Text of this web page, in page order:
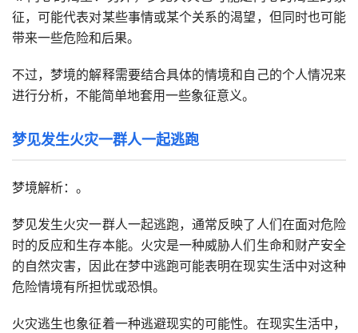
征，可能代表对某些事情或某个关系的渴望，但同时也可能
带来一些危险和后果。
不过，梦境的解释需要结合具体的情境和自己的个人情况来
进行分析，不能简单地套用一些象征意义。
梦见发生火灾一群人一起逃跑
梦境解析：。
梦见发生火灾一群人一起逃跑，通常反映了人们在面对危险
时的反应和生存本能。火灾是一种威胁人们生命和财产安全
的自然灾害，因此在梦中逃跑可能表明在现实生活中对这种
危险情境有所担忧或恐惧。
火灾逃生也象征着一种逃避现实的可能性。在现实生活中，